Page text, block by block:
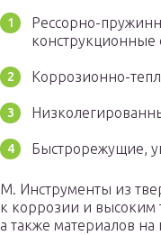
Рессорно-
конструкционные
Коррозионно-
Быстрорежущие,
М. Инструменты из
к коррозии и высоким
а также материалов